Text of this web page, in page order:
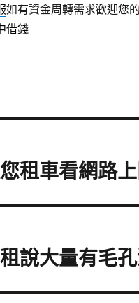
如有資金周轉需求歡迎您
借錢
租車看網路
說大量有毛